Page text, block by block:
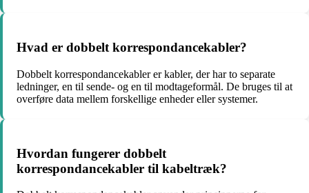
Hvad er dobbelt korrespondancekabler?
Dobbelt korrespondancekabler er kabler, der har to separate
ledninger, en til sende- og en til modtageformål. De bruges til at
overføre data mellem forskellige enheder eller systemer.
Hvordan fungerer dobbelt
korrespondancekabler til kabeltræk?